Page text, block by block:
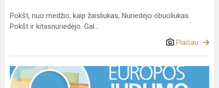
Pokšt, nuo medžio, kaip žaisliukas, Nuriedėjo obuoliukas.
Pokšt ir kitasnuriedėjo. Gal...
Plačiau
Europos
Judumo